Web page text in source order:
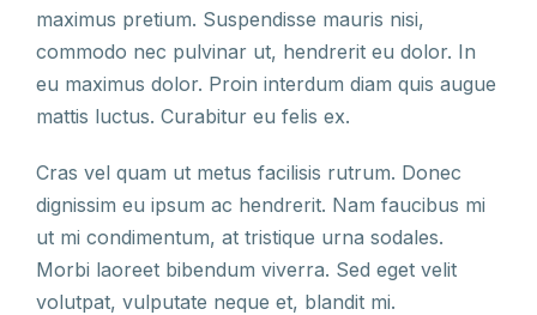
maximus pretium. Suspendisse mauris nisi,
commodo nec pulvinar ut, hendrerit eu dolor. In
eu maximus dolor. Proin interdum diam quis augue
mattis luctus. Curabitur eu felis ex.
Cras vel quam ut metus facilisis rutrum. Donec
dignissim eu ipsum ac hendrerit. Nam faucibus mi
ut mi condimentum, at tristique urna sodales.
Morbi laoreet bibendum viverra. Sed eget velit
volutpat, vulputate neque et, blandit mi.